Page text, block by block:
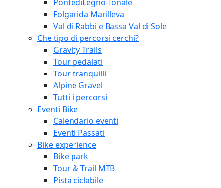
PontediLegno-Tonale
Folgarida Marilleva
Val di Rabbi e Bassa Val di Sole
Che tipo di percorsi cerchi?
Gravity Trails
Tour pedalati
Tour tranquilli
Alpine Gravel
Tutti i percorsi
Eventi Bike
Calendario eventi
Eventi Passati
Bike experience
Bike park
Tour & Trail MTB
Pista ciclabile